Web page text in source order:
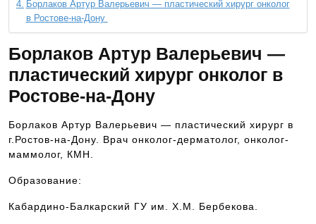
Борлаков Артур Валерьевич — пластический хирург онколог
в Ростове-на-Дону
Борлаков Артур Валерьевич —
пластический хирург онколог в
Ростове-на-Дону
Борлаков Артур Валерьевич — пластический хирург в
г.Ростов-на-Дону. Врач онколог-дерматолог, онколог-
маммолог, КМН.
Образование:
Кабардино-Балкарский ГУ им. Х.М. Бербекова.